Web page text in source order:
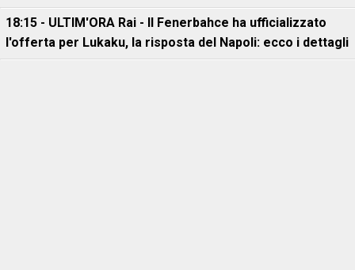
18:15 - ULTIM'ORA Rai - Il Fenerbahce ha ufficializzato
l'offerta per Lukaku, la risposta del Napoli: ecco i dettagli